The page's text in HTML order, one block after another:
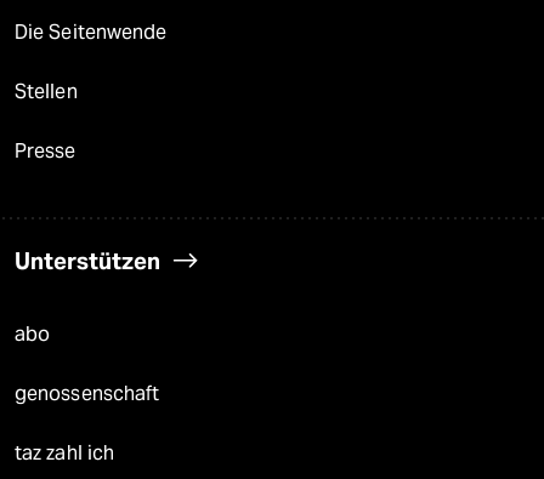
Die Seitenwende
Stellen
Presse
Unterstützen
abo
genossenschaft
taz zahl ich